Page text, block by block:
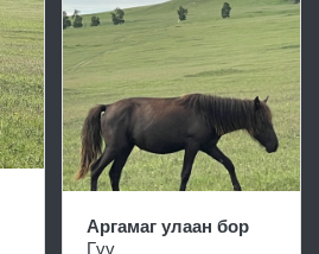
Аргамаг улаан бор
Гүү